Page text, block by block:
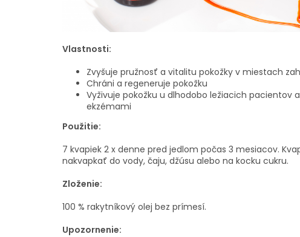
Vlastnosti:
Zvyšuje pružnosť a vitalitu pokožky v miestach
Chráni a regeneruje pokožku
Vyživuje pokožku u dlhodobo ležiacich pacientov
ekzémami
Použitie:
7 kvapiek 2 x denne pred jedlom počas 3 mesiacov.
nakvapkať do vody, čaju, džúsu alebo na kocku cukru.
Zloženie:
100 % rakytníkový olej bez prímesí.
Upozornenie: